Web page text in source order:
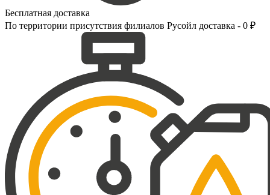
Бесплатная доставка
По территории присутствия филиалов Русойл доставка - 0 ₽